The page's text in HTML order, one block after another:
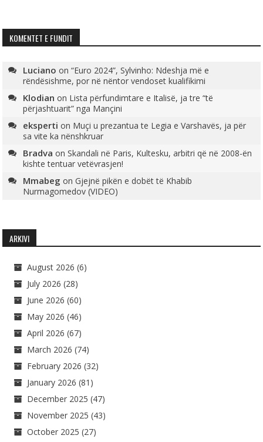
KOMENTET E FUNDIT
Luciano on“Euro 2024”, Sylvinho: Ndeshja më e
rëndësishme, por në nëntor vendoset kualifikimi
Klodian on Lista përfundimtare e Italisë, ja tre “të
përjashtuarit” nga Mançini
eksperti on Muçi u prezantua te Legia e Varshavës, ja për
sa vite ka nënshkruar
Bradva onSkandali në Paris, Kultesku, arbitri që në 2008-ën
kishte tentuar vetëvrasjen!
Mmabeg onGjejnë pikën e dobët të Khabib
Nurmagomedov (VIDEO)
ARKIVI
August 2026 (6)
July 2026 (28)
June 2026 (60)
May 2026 (46)
April 2026 (67)
March 2026 (74)
February 2026 (32)
January 2026 (81)
December 2025 (47)
November 2025 (43)
October 2025 (27)